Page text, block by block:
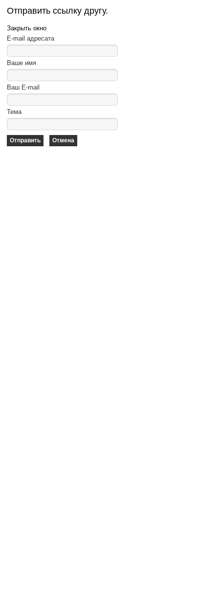
Отправить ссылку другу.
Закрыть окно
E-mail адресата
Ваше имя
Ваш E-mail
Тема
Отправить Отмена